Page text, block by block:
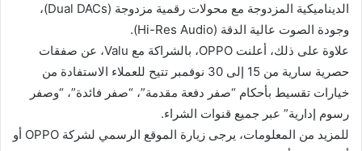
الديناميكية المزدوجة مع محولات رقمية مزدوجة (Dual DACs)،
وجودة الصوت عالية الدقة (Hi-Res Audio).
علاوة على ذلك، أعلنت OPPO، بالشراكة مع Valu، عن صفقات
حصرية سارية من 15 إلى 30 نوفمبر تتيح للعملاء الاستفادة من
خيارات تقسيط بأحكام “صفر دفعة مقدمة”، “صفر فائدة”، “وصفر
رسوم إدارية” عبر جميع قنوات الشراء.
للمزيد من المعلومات، يرجى زيارة الموقع الرسمي لشركة OPPO أو